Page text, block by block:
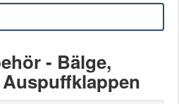
- Bälge,